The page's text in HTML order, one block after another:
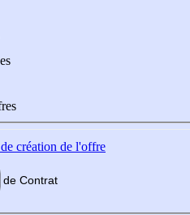
création de l'offre
de Contrat